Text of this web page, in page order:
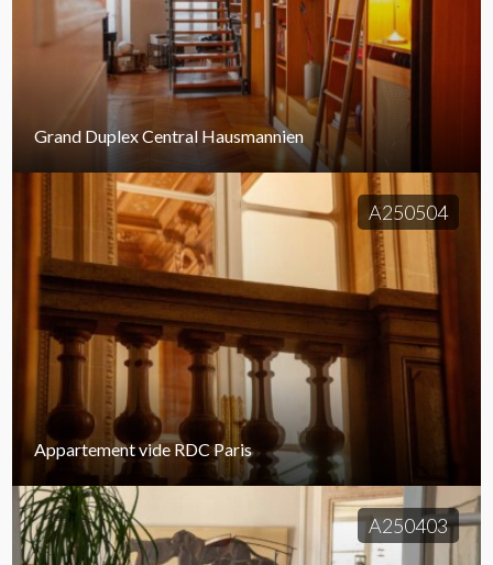
Grand Duplex Central Hausmannien
A250504
Appartement vide RDC Paris
A250403